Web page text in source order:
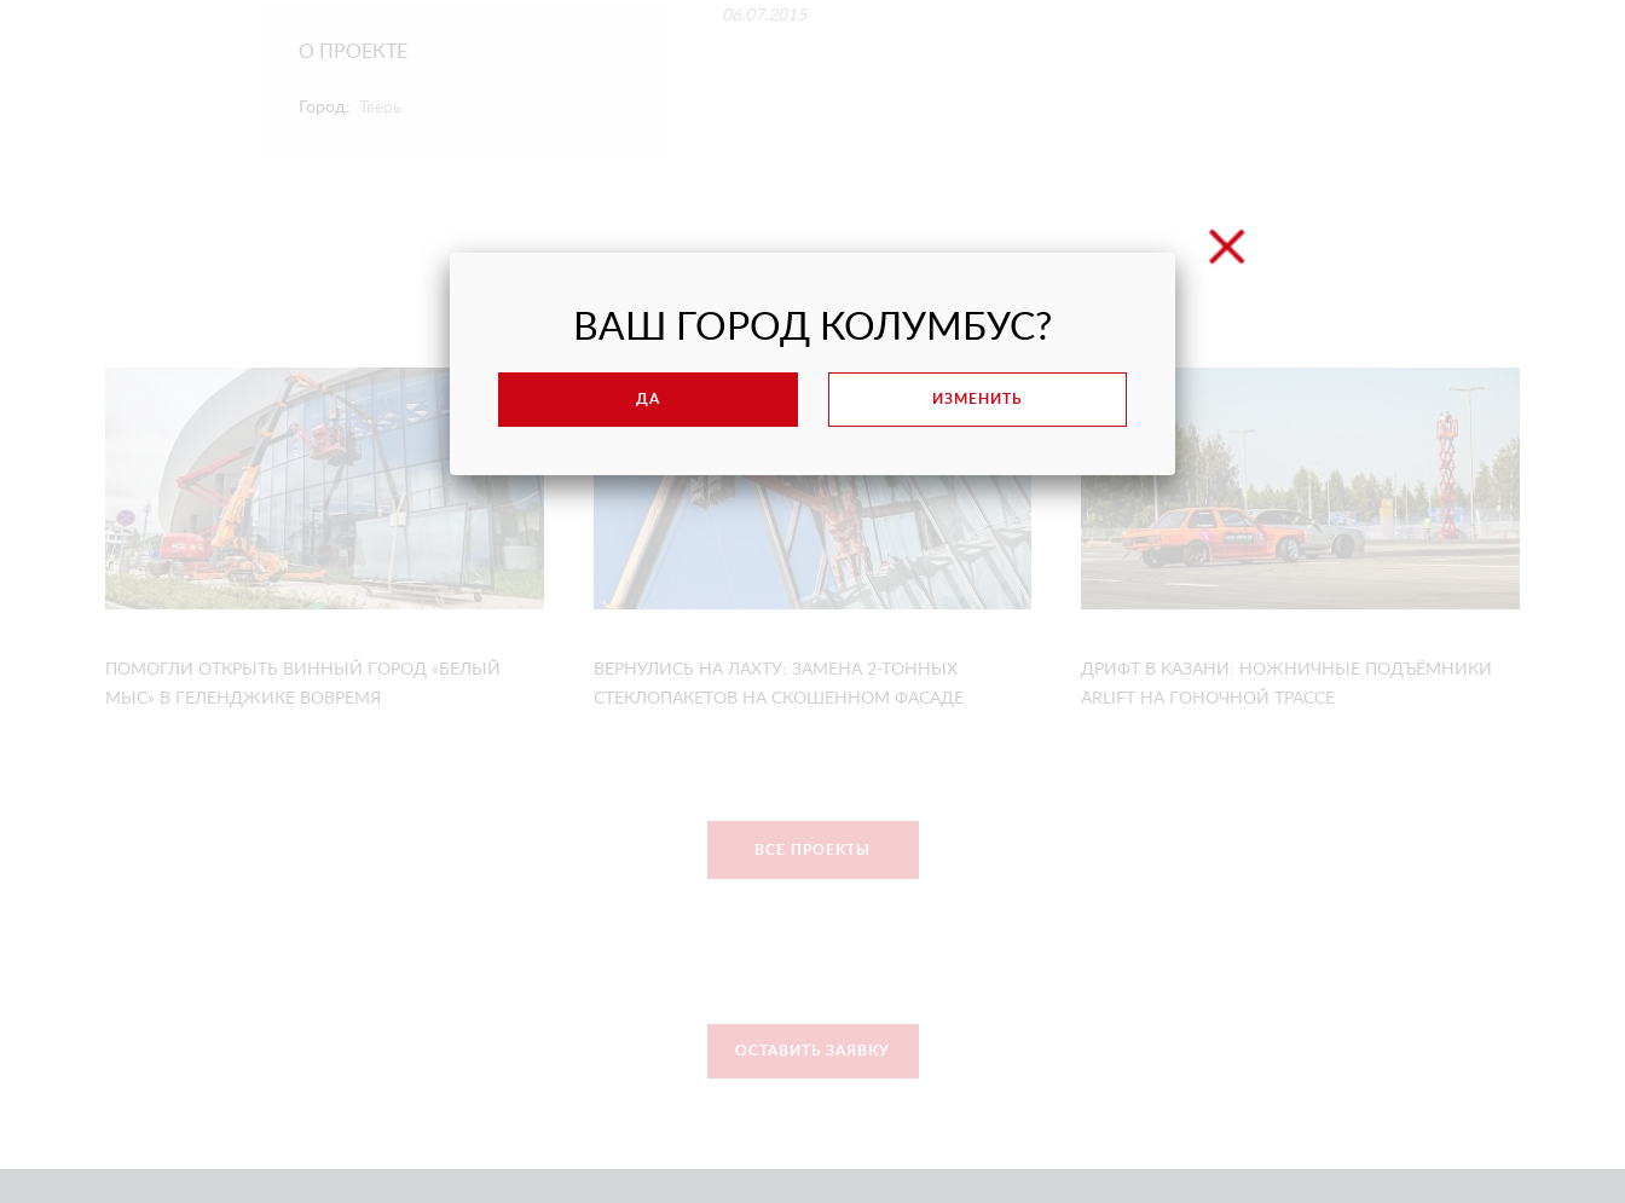
О ПРОЕКТЕ
Город: Тверь
06.07.2015
ПОМОГЛИ ОТКРЫТЬ ВИННЫЙ ГОРОД «БЕЛЫЙ
МЫС» В ГЕЛЕНДЖИКЕ ВОВРЕМЯ
ВЕРНУЛИСЬ НА ЛАХТУ: ЗАМЕНА 2-ТОННЫХ
СТЕКЛОПАКЕТОВ НА СКОШЕННОМ ФАСАДЕ
ДРИФТ В КАЗАНИ: НОЖНИЧНЫЕ ПОДЪЁМНИКИ
ARLIFT НА ГОНОЧНОЙ ТРАССЕ
ВСЕ ПРОЕКТЫ
ОСТАВИТЬ ЗАЯВКУ
ВАШ ГОРОД КОЛУМБУС?
ДА ИЗМЕНИТЬ